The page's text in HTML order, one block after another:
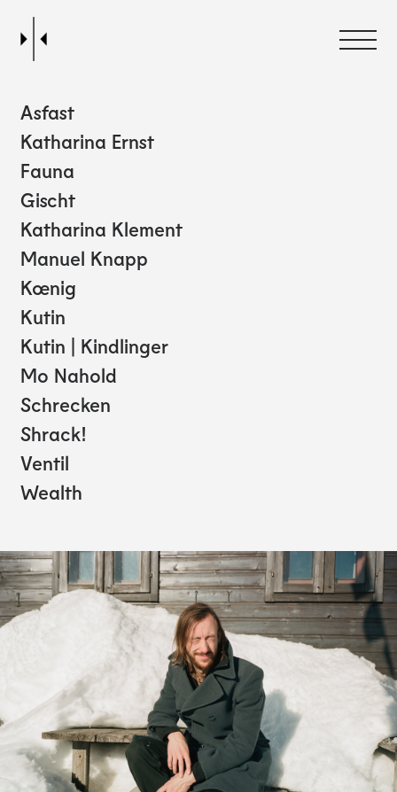
Asfast
Katharina Ernst
Fauna
Gischt
Katharina Klement
Manuel Knapp
Kœnig
Kutin
Kutin | Kindlinger
Mo Nahold
Schrecken
Shrack!
Ventil
Wealth